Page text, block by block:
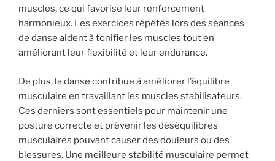
muscles, ce qui favorise leur renforcement
harmonieux. Les exercices répétés lors des séances
de danse aident à tonifier les muscles tout en
améliorant leur flexibilité et leur endurance.
De plus, la danse contribue à améliorer l’équilibre
musculaire en travaillant les muscles stabilisateurs.
Ces derniers sont essentiels pour maintenir une
posture correcte et prévenir les déséquilibres
musculaires pouvant causer des douleurs ou des
blessures. Une meilleure stabilité musculaire permet